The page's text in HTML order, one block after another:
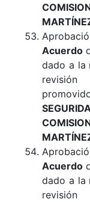
Acuerdo
dado a la
revisión
Acuerdo
dado a la
revisión